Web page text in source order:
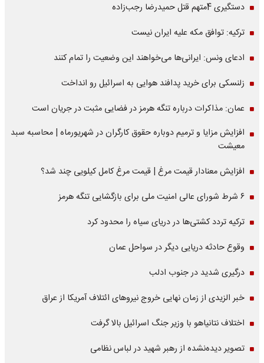
دستگیری 4متهم قتل حمیدرضا رجب‌زاده
ترکیه: توافق مکه علیه ایران نیست
ادعای ونس: ایرانی‌ها می‌خواهند این وضعیت را تمام کنند
زلنسکی برای خرید پدافند هوایی به اسرائیل رو انداخت
عمان: مذاکرات درباره تنگه هرمز در فضایی مثبت در جریان است
افزایش مزایا و ترمیم دوباره حقوق کارگران در شهریورماه | محاسبه سبد
معیشت
افزایش معنادار قیمت مرغ | قیمت مرغ کامل کیلویی چند شد؟
۶ شرط شورای عالی امنیت ملی برای بازگشایی تنگه هرمز
ترکیه تردد کشتی‌ها در دریای سیاه را محدود کرد
وقوع حادثه دریایی دیگر در سواحل عمان
درگیری شدید در جنوب ادلب
خبر الزیدی از زمان نهایی خروج نیروهای ائتلاف آمریکا از عراق
اختلاف نتانیاهو با وزیر جنگ اسرائیل بالا گرفت
تصویر دیده‌نشده از رهبر شهید در لباس نظامی